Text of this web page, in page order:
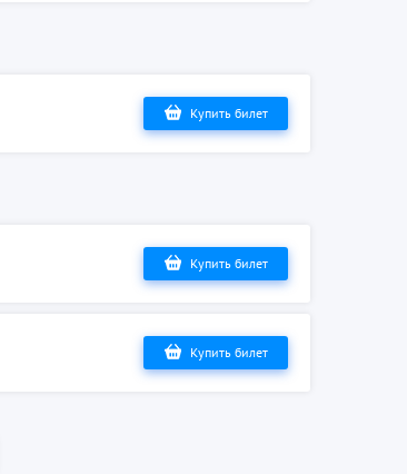
Купить билет
Купить билет
Купить билет